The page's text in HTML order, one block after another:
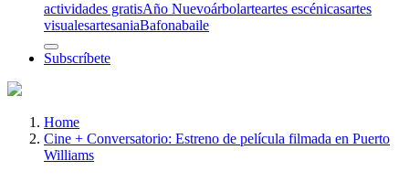
actividades gratisAño Nuevoárbolarteartes escénicasartes
visualesartesaniaBafonabaile
Subscríbete
Home
Cine + Conversatorio: Estreno de película filmada en Puerto
Williams